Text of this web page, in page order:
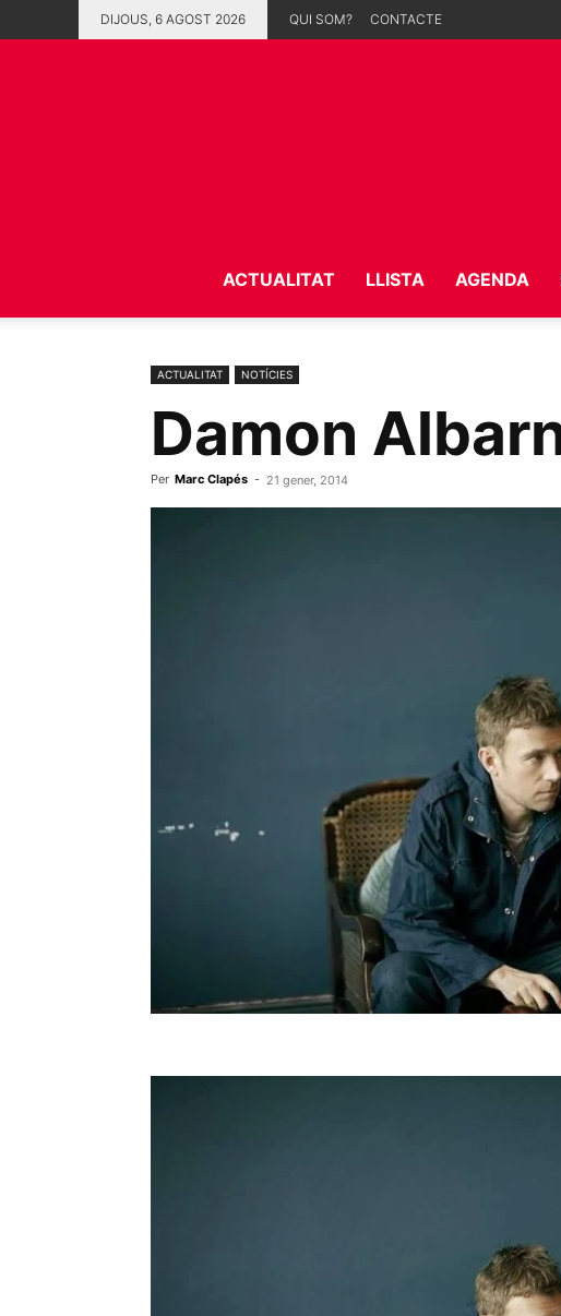
DIJOUS, 6 AGOST 2026 QUI SOM? CONTACTE
ACTUALITAT LLISTA AGENDA
ACTUALITAT NOTÍCIES
Damon
Per Marc Clapés - 21 gener, 2014